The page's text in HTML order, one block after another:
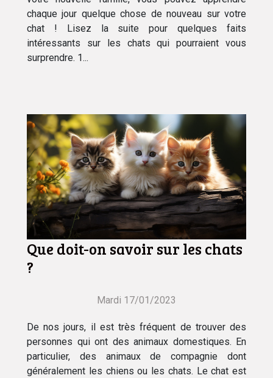
chaque jour quelque chose de nouveau sur votre
chat ! Lisez la suite pour quelques faits
intéressants sur les chats qui pourraient vous
surprendre. 1...
Que doit-on savoir sur les chats
?
Mardi 17/01/2023
De nos jours, il est très fréquent de trouver des
personnes qui ont des animaux domestiques. En
particulier, des animaux de compagnie dont
généralement les chiens ou les chats. Le chat est